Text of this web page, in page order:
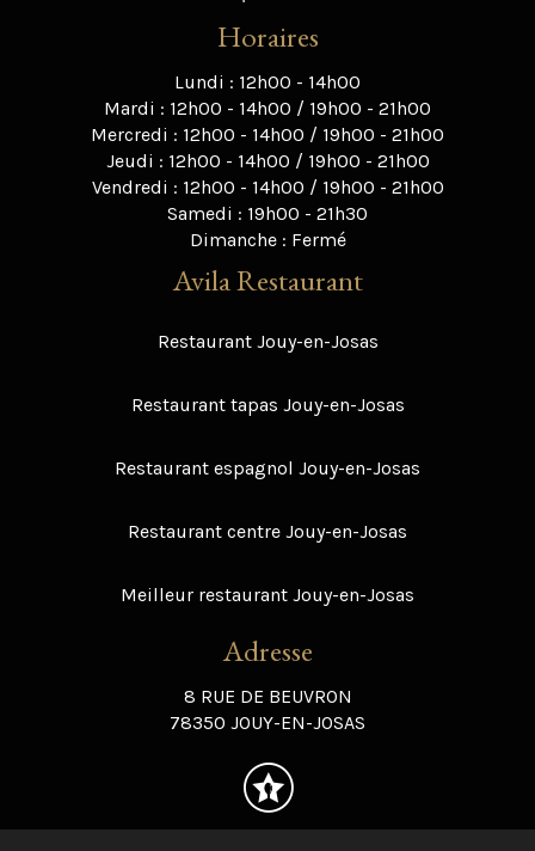
Horaires
Lundi : 12h00 - 14h00
Mardi : 12h00 - 14h00 / 19h00 - 21h00
Mercredi : 12h00 - 14h00 / 19h00 - 21h00
Jeudi : 12h00 - 14h00 / 19h00 - 21h00
Vendredi : 12h00 - 14h00 / 19h00 - 21h00
Samedi : 19h00 - 21h30
Dimanche : Fermé
Avila Restaurant
Restaurant Jouy-en-Josas
Restaurant tapas Jouy-en-Josas
Restaurant espagnol Jouy-en-Josas
Restaurant centre Jouy-en-Josas
Meilleur restaurant Jouy-en-Josas
Adresse
8 RUE DE BEUVRON
78350 JOUY-EN-JOSAS